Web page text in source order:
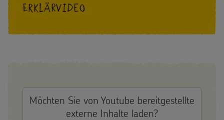
Erklärvideo
Möchten Sie von Youtube bereitgestellte
externe Inhalte laden?